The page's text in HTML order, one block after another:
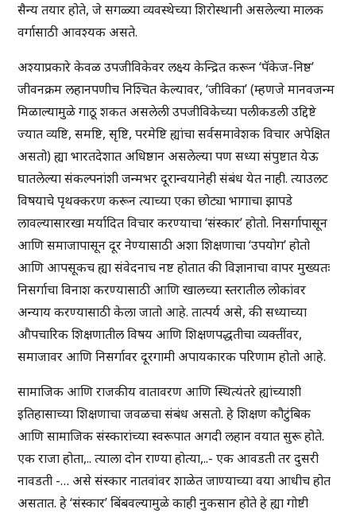
सैन्य तयार होते, जे सगळ्या व्यवस्थेच्या शिरोस्थानी असलेल्या मालक
वर्गासाठी आवश्यक असते.
अश्याप्रकारे केवळ उपजीविकेवर लक्ष्य केन्द्रित करून ‘पॅकेज-निष्ठ’
जीवनक्रम लहानपणीच निश्चित केल्यावर, ‘जीविका’ (म्हणजे मानवजन्म
मिळाल्यामुळे गाठू शकत असलेली उपजीविकेच्या पलीकडली उद्दिष्टे
ज्यात व्यष्टि, समष्टि, सृष्टि, परमेष्टि ह्यांचा सर्वसमावेशक विचार अपेक्षित
असतो) ह्या भारतदेशात अधिष्ठान असलेल्या पण सध्या संपुष्टात येऊ
घातलेल्या संकल्पनांशी जन्मभर दूरान्वयानेही संबंध येत नाही. त्याउलट
विषयाचे पृथक्करण करून त्याच्या एका छोट्या भागाचा झापडे
लावल्यासारखा मर्यादित विचार करण्याचा ‘संस्कार’ होतो. निसर्गापासून
आणि समाजापासून दूर नेण्यासाठी अशा शिक्षणाचा ‘उपयोग’ होतो
आणि आपसूकच ह्या संवेदनाच नष्ट होतात की विज्ञानाचा वापर मुख्यतः
निसर्गाचा विनाश करण्यासाठी आणि खालच्या स्तरातील लोकांवर
अन्याय करण्यासाठी केला जातो आहे. तात्पर्य असे, की सध्याच्या
औपचारिक शिक्षणातील विषय आणि शिक्षणपद्धतीचा व्यक्तींवर,
समाजावर आणि निसर्गावर दूरगामी अपायकारक परिणाम होतो आहे.
सामाजिक आणि राजकीय वातावरण आणि स्थित्यंतरे ह्यांच्याशी
इतिहासाच्या शिक्षणाचा जवळचा संबंध असतो. हे शिक्षण कौटुंबिक
आणि सामाजिक संस्कारांच्या स्वरूपात अगदी लहान वयात सुरू होते.
एक राजा होता,.. त्याला दोन राण्या होत्या,..- एक आवडती तर दुसरी
नावडती -… असे संस्कार नातवांवर शाळेत जाण्याच्या वया आधीच होत
असतात. हे ‘संस्कार’ बिंबवल्यामुळे काही नुकसान होते हे ह्या गोष्टी